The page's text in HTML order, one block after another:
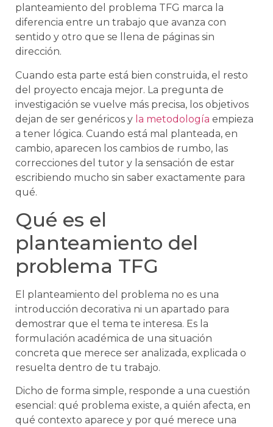
planteamiento del problema TFG marca la
diferencia entre un trabajo que avanza con
sentido y otro que se llena de páginas sin
dirección.
Cuando esta parte está bien construida, el resto
del proyecto encaja mejor. La pregunta de
investigación se vuelve más precisa, los objetivos
dejan de ser genéricos y la metodología empieza
a tener lógica. Cuando está mal planteada, en
cambio, aparecen los cambios de rumbo, las
correcciones del tutor y la sensación de estar
escribiendo mucho sin saber exactamente para
qué.
Qué es el
planteamiento del
problema TFG
El planteamiento del problema no es una
introducción decorativa ni un apartado para
demostrar que el tema te interesa. Es la
formulación académica de una situación
concreta que merece ser analizada, explicada o
resuelta dentro de tu trabajo.
Dicho de forma simple, responde a una cuestión
esencial: qué problema existe, a quién afecta, en
qué contexto aparece y por qué merece una